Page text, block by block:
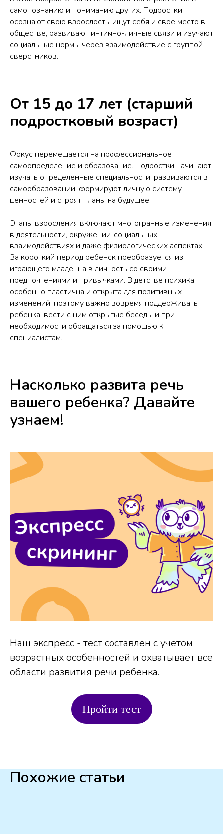
самопознанию и пониманию других. Подростки
осознают свою взрослость, ищут себя и свое место в
обществе, развивают интимно-личные связи и изучают
социальные нормы через взаимодействие с группой
сверстников.
От 15 до 17 лет (старший
подростковый возраст)
Фокус перемещается на профессиональное
самоопределение и образование. Подростки начинают
изучать определенные специальности, развиваются в
самообразовании, формируют личную систему
ценностей и строят планы на будущее.
Этапы взросления включают многогранные изменения
в деятельности, окружении, социальных
взаимодействиях и даже физиологических аспектах.
За короткий период ребенок преобразуется из
играющего младенца в личность со своими
предпочтениями и привычками. В детстве психика
особенно пластична и открыта для позитивных
изменений, поэтому важно вовремя поддерживать
ребенка, вести с ним открытые беседы и при
необходимости обращаться за помощью к
специалистам.
Насколько развита речь
вашего ребенка? Давайте
узнаем!
Наш экспресс - тест составлен с учетом
возрастных особенностей и охватывает все
области развития речи ребенка.
Пройти тест
Похожие статьи